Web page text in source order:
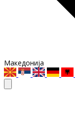
Македонија